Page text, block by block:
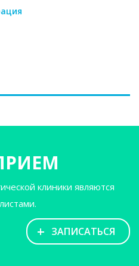
клиники являются
+ ЗАПИСАТЬСЯ